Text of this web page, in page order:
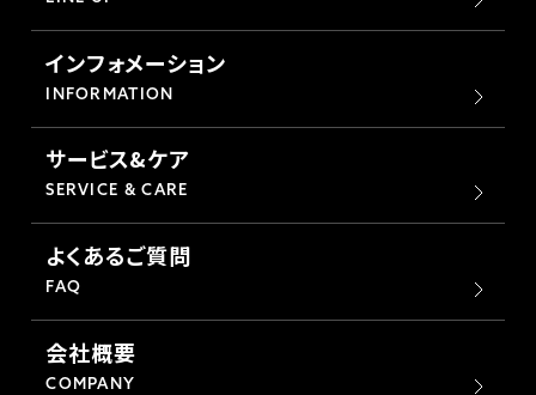
インフォメーション
INFORMATION
サービス&ケア
SERVICE & CARE
よくあるご質問
FAQ
会社概要
COMPANY